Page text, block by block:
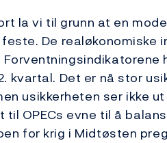
la vi til grunn at en
De
kvartal. Det er nå stor
usikkerheten ser ikke
til OPECs evne til å
for krig i Midtøsten